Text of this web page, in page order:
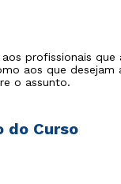
profissionais que
aos que desejam
o assunto.
do Curso